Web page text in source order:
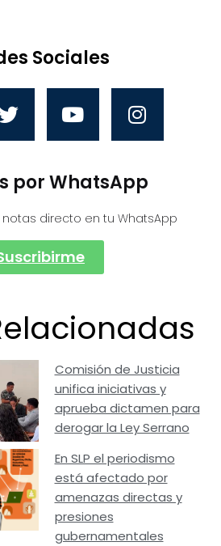
Sociales
por WhatsApp
directo en tu WhatsApp
Comisión de Justicia
unifica iniciativas y
aprueba dictamen para
derogar la Ley Serrano
En SLP el periodismo
está afectado por
amenazas directas y
presiones
gubernamentales